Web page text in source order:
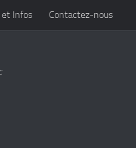
Infos Contactez-nous